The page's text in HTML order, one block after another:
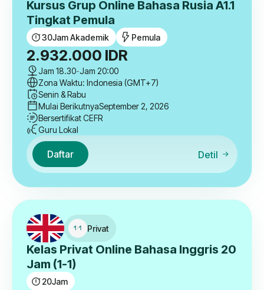
Kursus Grup Online Bahasa Rusia A1.1
Tingkat Pemula
30Jam Akademik Pemula
2.932.000 IDR
Jam 18.30-Jam 20:00
Zona Waktu: Indonesia (GMT+7)
Senin & Rabu
Mulai BerikutnyaSeptember 2, 2026
Bersertifikat CEFR
Guru Lokal
Daftar Detil
Privat
Kelas Privat Online Bahasa Inggris 20
Jam (1-1)
20Jam